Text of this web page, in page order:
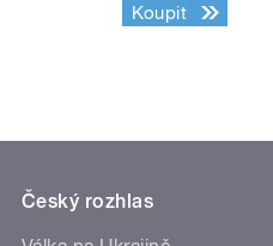
Koupit
Český rozhlas